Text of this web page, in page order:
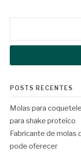
POSTS RECENTES
Molas para
para shake proteíco
Fabricante de molas
pode oferecer